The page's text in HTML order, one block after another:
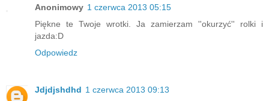
Anonimowy 1 czerwca 2013 05:15
Piękne te Twoje wrotki. Ja zamierzam ''okurzyć'' rolki i
jazda:D
Odpowiedz
Jdjdjshdhd 1 czerwca 2013 09:13